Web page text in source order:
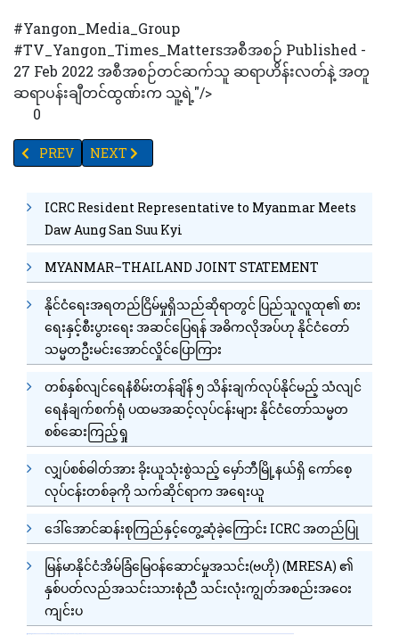
#Yangon_Media_Group
#TV_Yangon_Times_Mattersအစီအစဉ် Published -
27 Feb 2022 အစီအစဉ်တင်ဆက်သူ ဆရာဟိန်းလတ်နဲ့ အတူ
ဆရာပန်းချီတင်ထွဏ်းက သူ့ရဲ့"/>
0
PREVIOUS ARTICLE: "ပန်းချီတင်ထွဏ်းနှင့်သူ၏နာမည်ကျော်လိုဂိုဒီဇိုင်း
PREV NEXT ARTICLE: "ပန်းချီတင်ထွဏ်းနှင့်သူ၏နာမည်ကျော်လို
NEXT
ICRC Resident Representative to Myanmar Meets
Daw Aung San Suu Kyi
MYANMAR–THAILAND JOINT STATEMENT
နိုင်ငံရေးအရတည်ငြိမ်မှုရှိသည်ဆိုရာတွင် ပြည်သူလူထု၏ စား
ရေးနှင့်စီးပွားရေး အဆင်ပြေရန် အဓိကလိုအပ်ဟု နိုင်ငံတော်
သမ္မတဦးမင်းအောင်လှိုင်ပြောကြား
တစ်နှစ်လျင်ရေနံစိမ်းတန်ချိန် ၅ သိန်းချက်လုပ်နိုင်မည့် သံလျင်
ရေနံချက်စက်ရုံ ပထမအဆင့်လုပ်ငန်းများ နိုင်ငံတော်သမ္မတ
စစ်ဆေးကြည့်ရှု
လျှပ်စစ်ဓါတ်အား ခိုးယူသုံးစွဲသည့် မှော်ဘီမြို့နယ်ရှိ ကော်စေ့
လုပ်ငန်းတစ်ခုကို သက်ဆိုင်ရာက အရေးယူ
ဒေါ်အောင်ဆန်းစုကြည်နှင့်တွေ့ဆုံခဲ့ကြောင်း ICRC အတည်ပြု
မြန်မာနိုင်ငံအိမ်ခြံမြေဝန်ဆောင်မှုအသင်း(ဗဟို) (MRESA) ၏
နှစ်ပတ်လည်အသင်းသားစုံညီ သင်းလုံးကျွတ်အစည်းအဝေး
ကျင်းပ